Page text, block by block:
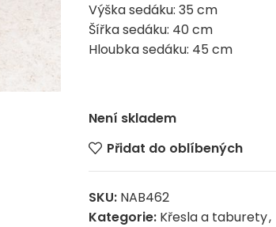
Výška sedáku: 35 cm
Šířka sedáku: 40 cm
Hloubka sedáku: 45 cm
Není skladem
Přidat do oblíbených
SKU: NAB462
Kategorie: Křesla a taburety,